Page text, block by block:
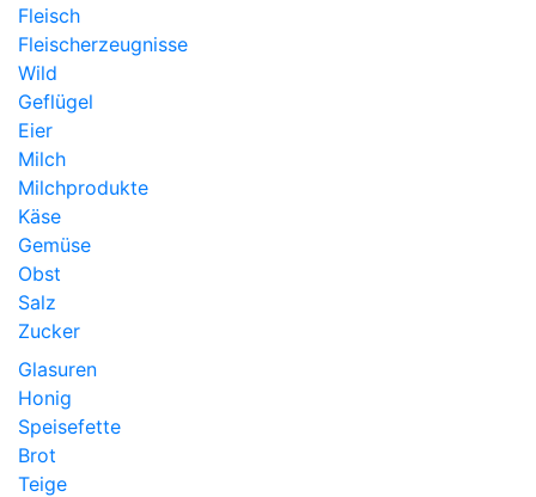
Fleisch
Fleischerzeugnisse
Wild
Geflügel
Eier
Milch
Milchprodukte
Käse
Gemüse
Obst
Salz
Zucker
Glasuren
Honig
Speisefette
Brot
Teige